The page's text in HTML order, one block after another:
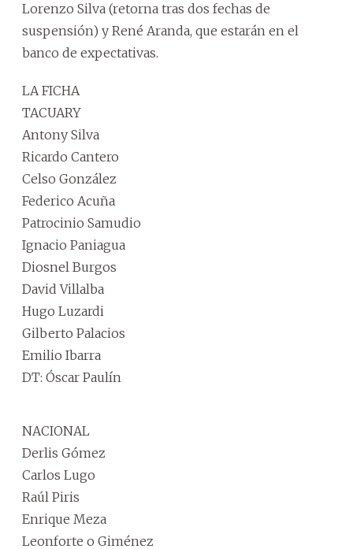
Lorenzo Silva (retorna tras dos fechas de
suspensión) y René Aranda, que estarán en el
banco de expectativas.
LA FICHA
TACUARY
Antony Silva
Ricardo Cantero
Celso González
Federico Acuña
Patrocinio Samudio
Ignacio Paniagua
Diosnel Burgos
David Villalba
Hugo Luzardi
Gilberto Palacios
Emilio Ibarra
DT: Óscar Paulín
NACIONAL
Derlis Gómez
Carlos Lugo
Raúl Piris
Enrique Meza
Leonforte o Giménez